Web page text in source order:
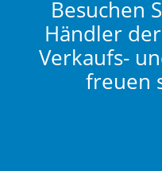
Besuchen
Händler
Verkaufs-
freuen